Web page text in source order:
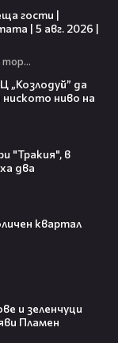
гости |
| 5 авг. 2026 |
Черешката на тортата
„Козлодуй” да
ниво на
"Тракия", в
два
квартал
и зеленчуци
Пламен